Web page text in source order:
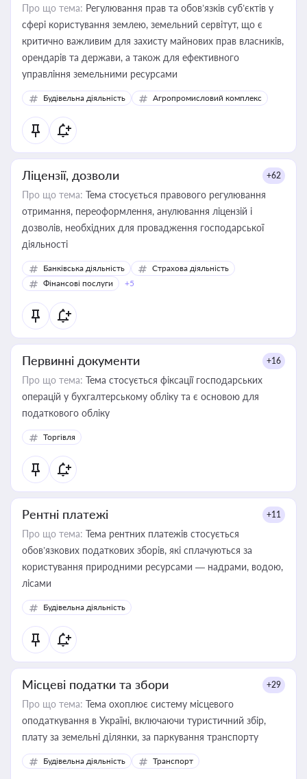
Про що тема: Регулювання прав та обов’язків суб’єктів у
сфері користування землею, земельний сервітут, що є
критично важливим для захисту майнових прав власників,
орендарів та держави, а також для ефективного
управління земельними ресурсами
Будівельна діяльність Агропромисловий комплекс
Ліцензії, дозволи +62
Про що тема: Тема стосується правового регулювання
отримання, переоформлення, анулювання ліцензій і
дозволів, необхідних для провадження господарської
діяльності
Банківська діяльність
Страхова діяльність
Фінансові послуги
+5
Первинні документи +16
Про що тема: Тема стосується фіксації господарських
операцій у бухгалтерському обліку та є основою для
податкового обліку
Торгівля
Рентні платежі +11
Про що тема: Тема рентних платежів стосується
обов’язкових податкових зборів, які сплачуються за
користування природними ресурсами — надрами, водою,
лісами
Будівельна діяльність
Місцеві податки та збори +29
Про що тема: Тема охоплює систему місцевого
оподаткування в Україні, включаючи туристичний збір,
плату за земельні ділянки, за паркування транспорту
Будівельна діяльність Транспорт